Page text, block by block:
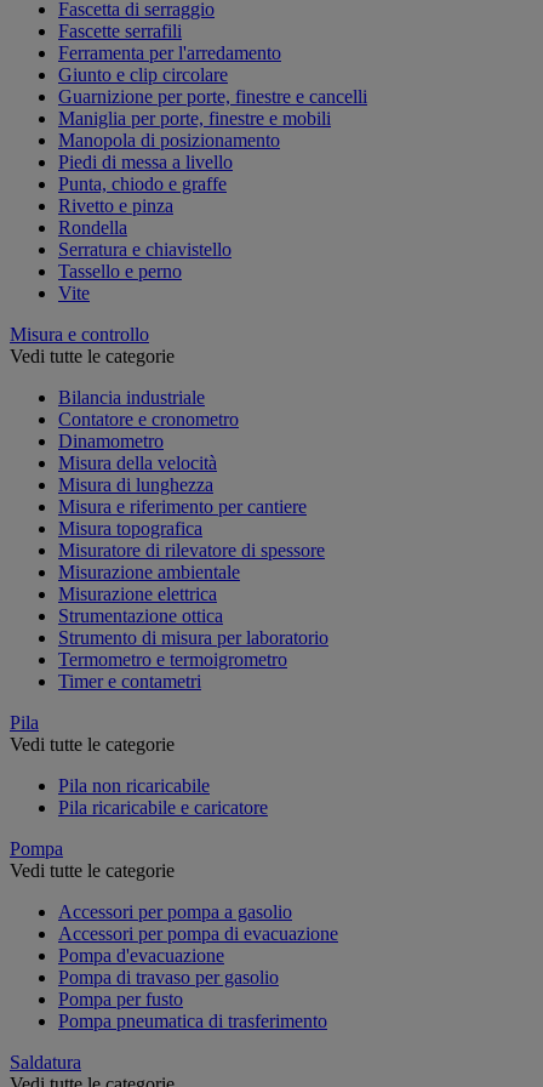
Fascetta di serraggio
Fascette serrafili
Ferramenta per l'arredamento
Giunto e clip circolare
Guarnizione per porte, finestre e cancelli
Maniglia per porte, finestre e mobili
Manopola di posizionamento
Piedi di messa a livello
Punta, chiodo e graffe
Rivetto e pinza
Rondella
Serratura e chiavistello
Tassello e perno
Vite
Misura e controllo
Vedi tutte le categorie
Bilancia industriale
Contatore e cronometro
Dinamometro
Misura della velocità
Misura di lunghezza
Misura e riferimento per cantiere
Misura topografica
Misuratore di rilevatore di spessore
Misurazione ambientale
Misurazione elettrica
Strumentazione ottica
Strumento di misura per laboratorio
Termometro e termoigrometro
Timer e contametri
Pila
Vedi tutte le categorie
Pila non ricaricabile
Pila ricaricabile e caricatore
Pompa
Vedi tutte le categorie
Accessori per pompa a gasolio
Accessori per pompa di evacuazione
Pompa d'evacuazione
Pompa di travaso per gasolio
Pompa per fusto
Pompa pneumatica di trasferimento
Saldatura